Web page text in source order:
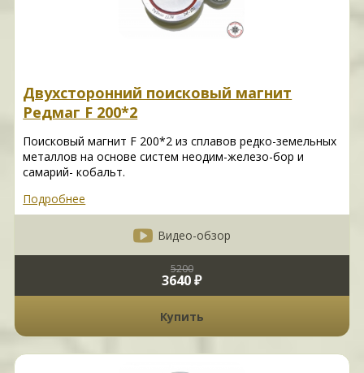
Двухсторонний поисковый магнит
Редмаг F 200*2
Поисковый магнит F 200*2 из сплавов редко-земельных
металлов на основе систем неодим-железо-бор и
самарий- кобальт.
Подробнее
Видео-обзор
5200
3640 ₽
Купить